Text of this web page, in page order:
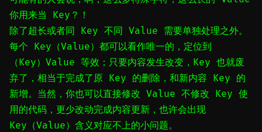
你用来当 Key？！
除了超长或者同 Key 不同 Value 需要单独处理之外。
每个 Key（Value）都可以看作唯一的，定位到
（Key）Value 等效；只要内容发生改变，Key 也就废
弃了，相当于完成了原 Key 的删除，和新内容 Key 的
新增。当然，你也可以直接修改 Value 不修改 Key 使
用的代码，更少改动完成内容更新，也许会出现
Key（Value）含义对应不上的小问题。